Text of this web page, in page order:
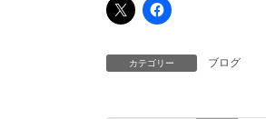
カテゴリー ブログ